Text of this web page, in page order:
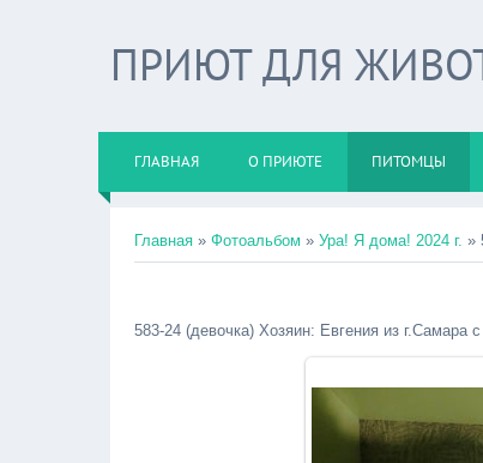
ПРИЮТ ДЛЯ
ГЛАВНАЯ О ПРИЮТЕ ПИТОМЦЫ
Главная » Фотоальбом » Ура! Я дома! 2024 г. »
583-24 (девочка) Хозяин: Евгения из г.Самара